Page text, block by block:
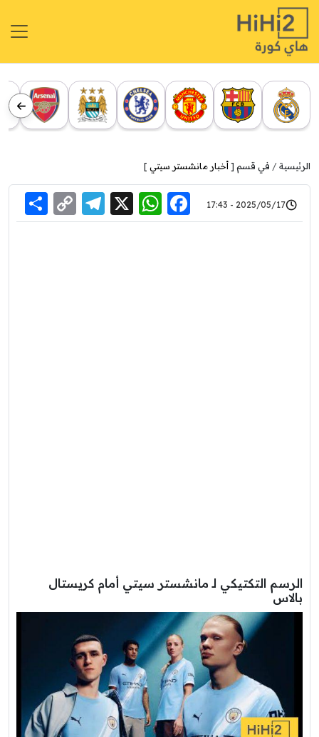
الرئيسية في قسم [ أخبار مانشستر سيتي ]
2025/05/17 - 17:43
Facebook
WhatsApp
X
Link
الرسم التكتيكي لـ مانشستر سيتي أمام كريستال
بالاس